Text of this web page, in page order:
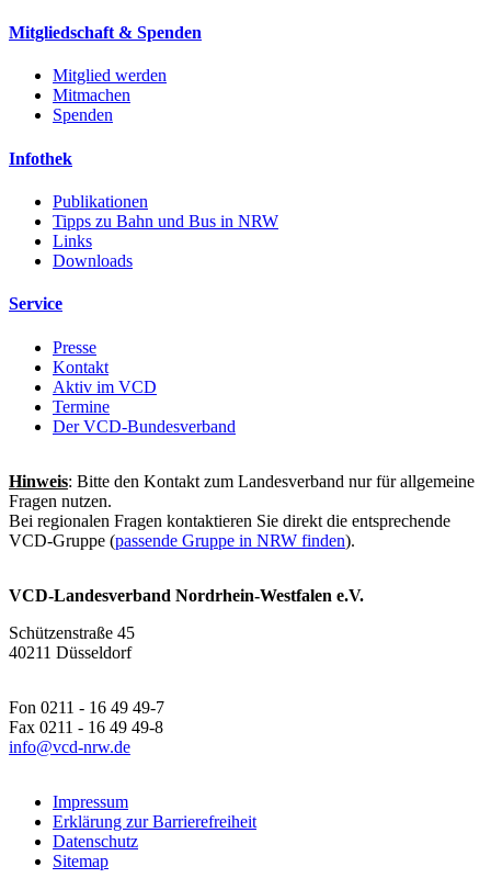
Mitgliedschaft & Spenden
Mitglied werden
Mitmachen
Spenden
Infothek
Publikationen
Tipps zu Bahn und Bus in NRW
Links
Downloads
Service
Presse
Kontakt
Aktiv im VCD
Termine
Der VCD-Bundesverband
Hinweis: Bitte den Kontakt zum Landesverband nur für allgemeine
Fragen nutzen.
Bei regionalen Fragen kontaktieren Sie direkt die entsprechende
VCD-Gruppe (passende Gruppe in NRW finden).
VCD-Landesverband Nordrhein-Westfalen e.V.
Schützenstraße 45
40211 Düsseldorf
Fon 0211 - 16 49 49-7
Fax 0211 - 16 49 49-8
info@vcd-nrw.de
Impressum
Erklärung zur Barrierefreiheit
Datenschutz
Sitemap